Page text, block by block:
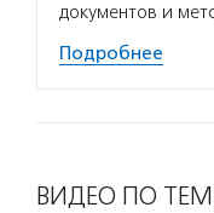
документов и
Подробнее
ВИДЕО ПО